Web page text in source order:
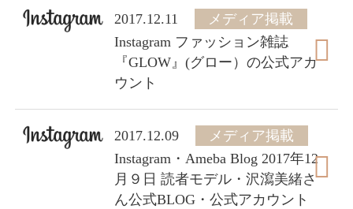
2017.12.11
メディア掲載
Instagram ファッション雑誌
『GLOW』(グロー）の公式アカ
ウント
2017.12.09
メディア掲載
Instagram・Ameba Blog 2017年12
月９日 読者モデル・沢瀉美緒さ
ん公式BLOG・公式アカウント